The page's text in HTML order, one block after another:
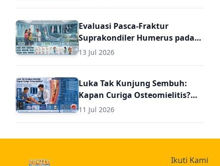
Evaluasi Pasca-Fraktur
Suprakondiler Humerus pada
Anak: Panduan Komprehensif
13 Jul 2026
Luka Tak Kunjung Sembuh:
Kapan Curiga Osteomielitis?
Panduan Komprehensif
Umum (Termasuk Dosis Obat
11 Jul 2026
Ikuti Kami